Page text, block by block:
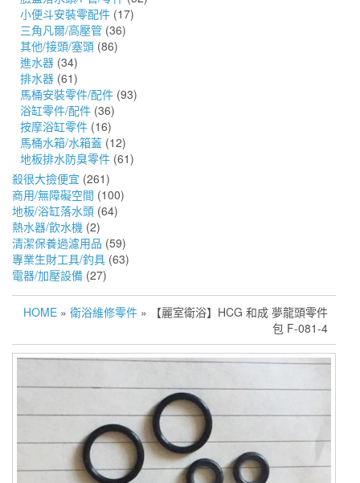
小便斗安裝零配件 (17)
三角凡爾/高壓管 (36)
其他/接頭/塞頭 (86)
進水器 (34)
排水器 (61)
馬桶安裝零件/配件 (93)
浴缸零件/配件 (36)
按摩浴缸零件 (16)
馬桶水箱/水箱蓋 (12)
地板排水防臭零件 (61)
殺很大撿便宜 (261)
商用/無障礙空間 (100)
地板/浴缸落水頭 (64)
熱水器/飲水機 (2)
清潔保養過濾用品 (59)
專業生財工具/釣具 (63)
電器/加壓設備 (27)
HOME » 衛浴維修零件 » 【麗室衛浴】HCG 和成 夢龍頭零件
包 F-081-4